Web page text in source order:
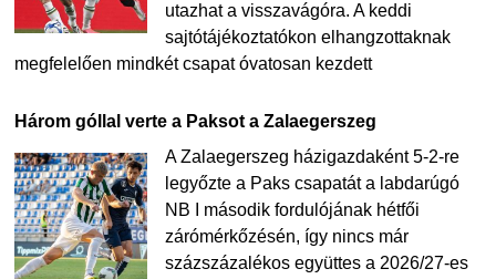
utazhat a visszavágóra. A keddi
sajtótájékoztatókon elhangzottaknak
megfelelően mindkét csapat óvatosan kezdett
Három góllal verte a Paksot a Zalaegerszeg
A Zalaegerszeg házigazdaként 5-2-re
legyőzte a Paks csapatát a labdarúgó
NB I második fordulójának hétfői
zárómérkőzésén, így nincs már
százszázalékos együttes a 2026/27-es